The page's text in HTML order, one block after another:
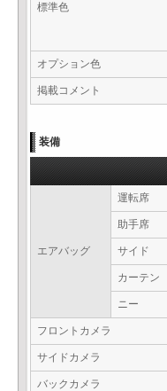
標準色
オプション色
掲載コメント
装備
エアバッグ
運転席
助手席
サイド
カーテン
ニー
フロントカメラ
サイドカメラ
バックカメラ